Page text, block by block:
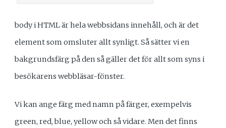
body i HTML är hela webbsidans innehåll, och är det
element som omsluter allt synligt. Så sätter vi en
bakgrundsfärg på den så gäller det för allt som syns i
besökarens webbläsar-fönster.
Vi kan ange färg med namn på färger, exempelvis
green, red, blue, yellow och så vidare. Men det finns